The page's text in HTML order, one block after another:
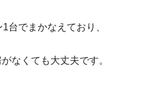
台でまかなえており、
なくても大丈夫です。